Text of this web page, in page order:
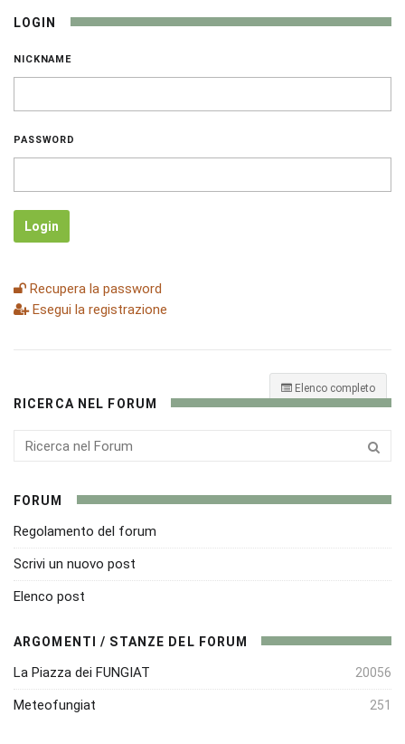
LOGIN
NICKNAME
PASSWORD
Login
Recupera la password
Esegui la registrazione
Elenco completo
RICERCA NEL FORUM
FORUM
Regolamento del forum
Scrivi un nuovo post
Elenco post
ARGOMENTI / STANZE DEL FORUM
La Piazza dei FUNGIAT 20056
Meteofungiat 251